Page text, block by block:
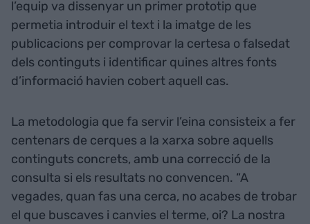
l’equip va dissenyar un primer prototip que
permetia introduir el text i la imatge de les
publicacions per comprovar la certesa o falsedat
dels continguts i identificar quines altres fonts
d’informació havien cobert aquell cas.
La metodologia que fa servir l’eina consisteix a fer
centenars de cerques a la xarxa sobre aquells
continguts concrets, amb una correcció de la
consulta si els resultats no convencen. “A
vegades, quan fas una cerca, no acabes de trobar
el que buscaves i canvies el terme, oi? La nostra